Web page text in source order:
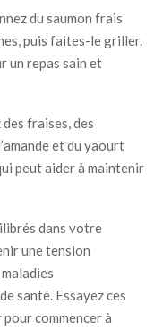
du saumon frais
puis faites-le griller.
un repas sain et
fraises, des
et du yaourt
peut aider à maintenir
dans votre
une tension
santé. Essayez ces
commencer à